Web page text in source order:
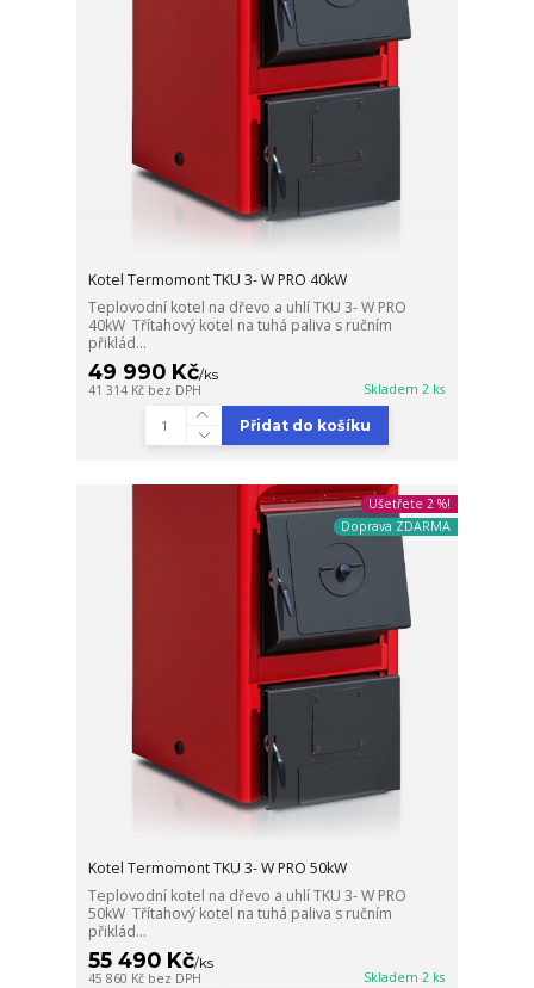
Kotel Termomont TKU 3- W PRO 40kW
Teplovodní kotel na dřevo a uhlí TKU 3- W PRO
40kW Třítahový kotel na tuhá paliva s ručním
přiklád...
49 990 Kč/ks
41 314 Kč bez DPH Skladem 2 ks
Přidat do košíku
Ušetřete 2 %!
Doprava ZDARMA
Kotel Termomont TKU 3- W PRO 50kW
Teplovodní kotel na dřevo a uhlí TKU 3- W PRO
50kW Třítahový kotel na tuhá paliva s ručním
přiklád...
55 490 Kč/ks
45 860 Kč bez DPH Skladem 2 ks